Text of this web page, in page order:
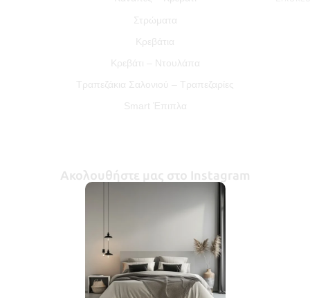
Στρώματα
Κρεβάτια
Κρεβάτι – Ντουλάπα
Τραπεζάκια Σαλονιού – Τραπεζαρίες
Smart Έπιπλα
Ακολουθήστε μας στο Instagram